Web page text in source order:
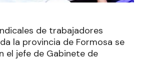
de trabajadores
la provincia de Formosa se
el jefe de Gabinete de